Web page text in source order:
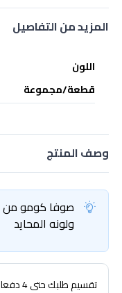
المزيد من التفاصيل
اللون
قطعة/مجموعة
وصف المنتج
صوفا كومو من
ولونه المحايد
تقسيم طلبك حتى 4 دفعات